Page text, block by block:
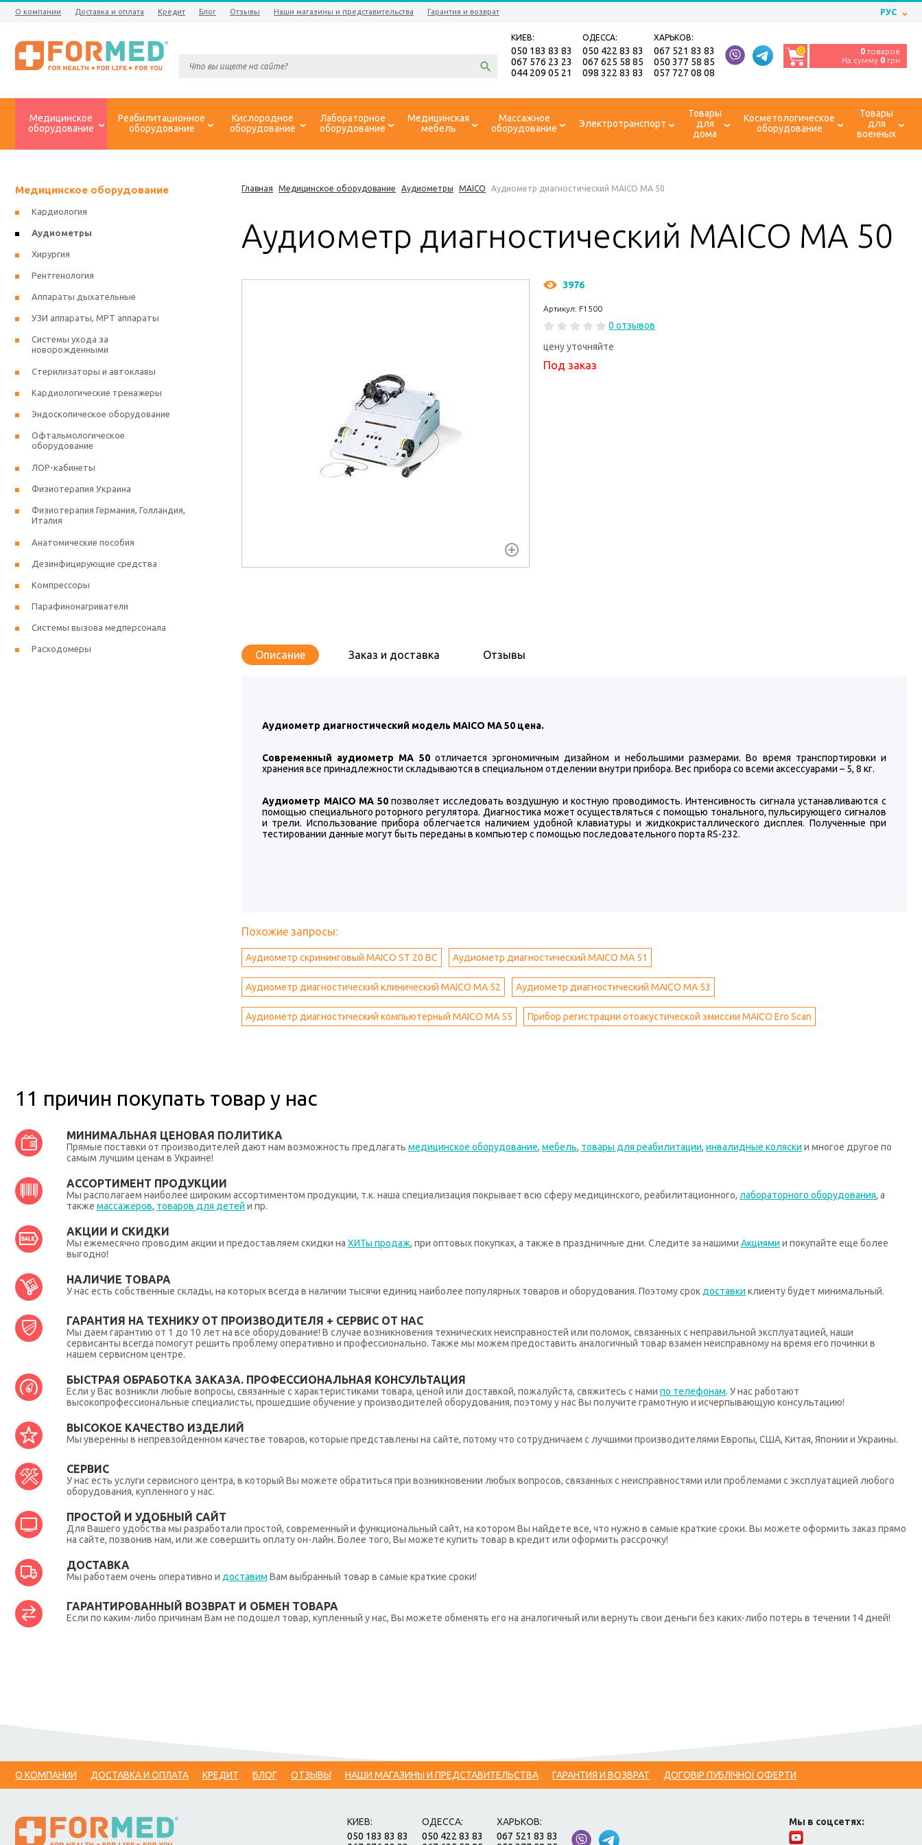
О компании Доставка и оплата Кредит Блог Отзывы Наши магазины и представительства Гарантия и возврат РУС
КИЕВ:
050 183 83 83
067 576 23 23
044 209 05 21
ОДЕССА:
050 422 83 83
067 625 58 85
098 322 83 83
ХАРЬКОВ:
067 521 83 83
050 377 58 85
057 727 08 08
0 0 товаров
На сумму 0 грн
Медицинское
оборудование
Реабилитационное
оборудование
Кислородное
оборудование
Лабораторное
оборудование
Медицинская
мебель
Массажное
оборудование
Электротранспорт
Товары
для
дома
Косметологическое
оборудование
Товары
для
военных
Главная Медицинское оборудование Аудиометры MAICO Аудиометр диагностический MAICO МА 50
Аудиометр диагностический MAICO МА 50
3976
Артикул: F1500
0 отзывов
цену уточняйте
Под заказ
Описание Заказ и доставка Отзывы
Аудиометр диагностический модель MAICO МА 50 цена.
Современный аудиометр МА 50отличается эргономичным дизайном и небольшими размерами. Во время транспортировки и
хранения все принадлежности складываются в специальном отделении внутри прибора. Вес прибора со всеми аксессуарами – 5, 8 кг.
Аудиометр MAICO МА 50позволяет исследовать воздушную и костную проводимость. Интенсивность сигнала устанавливаются с
помощью специального роторного регулятора. Диагностика может осуществляться с помощью тонального, пульсирующего сигналов
и трели. Использование прибора облегчается наличием удобной клавиатуры и жидкокристаллического дисплея. Полученные при
тестировании данные могут быть переданы в компьютер с помощью последовательного порта RS-232.
Похожие запросы:
Аудиометр скрининговый MAICO ST 20 BC Аудиометр диагностический MAICO МА 51
Аудиометр диагностический клинический MAICO МА 52 Аудиометр диагностический MAICO МА 53
Аудиометр диагностический компьютерный MAICO МА 55 Прибор регистрации отоакустической эмиссии MAICO Ero Scan
Медицинское оборудование
Кардиология
Аудиометры
Хирургия
Рентгенология
Аппараты дыхательные
УЗИ аппараты, МРТ аппараты
Системы ухода за
новорожденными
Стерилизаторы и автоклавы
Кардиологические тренажеры
Эндоскопическое оборудование
Офтальмологическое
оборудование
ЛОР-кабинеты
Физиотерапия Украина
Физиотерапия Германия, Голландия,
Италия
Анатомические пособия
Дезинфицирующие средства
Компрессоры
Парафинонагриватели
Системы вызова медперсонала
Расходомеры
11 причин покупать товар у нас
МИНИМАЛЬНАЯ ЦЕНОВАЯ ПОЛИТИКА
Прямые поставки от производителей дают нам возможность предлагать медицинское оборудование, мебель, товары для реабилитации, инвалидные коляски и многое другое по
самым лучшим ценам в Украине!
АССОРТИМЕНТ ПРОДУКЦИИ
Мы располагаем наиболее широким ассортиментом продукции, т.к. наша специализация покрывает всю сферу медицинского, реабилитационного, лабораторного оборудования, а
также массажеров, товаров для детей и пр.
АКЦИИ И СКИДКИ
Мы ежемесячно проводим акции и предоставляем скидки на ХИТы продаж, при оптовых покупках, а также в праздничные дни. Следите за нашими Акциями и покупайте еще более
выгодно!
НАЛИЧИЕ ТОВАРА
У нас есть собственные склады, на которых всегда в наличии тысячи единиц наиболее популярных товаров и оборудования. Поэтому срок доставки клиенту будет минимальный.
ГАРАНТИЯ НА ТЕХНИКУ ОТ ПРОИЗВОДИТЕЛЯ + СЕРВИС ОТ НАС
Мы даем гарантию от 1 до 10 лет на все оборудование! В случае возникновения технических неисправностей или поломок, связанных с неправильной эксплуатацией, наши
сервисанты всегда помогут решить проблему оперативно и профессионально. Также мы можем предоставить аналогичный товар взамен неисправному на время его починки в
нашем сервисном центре.
БЫСТРАЯ ОБРАБОТКА ЗАКАЗА. ПРОФЕССИОНАЛЬНАЯ КОНСУЛЬТАЦИЯ
Если у Вас возникли любые вопросы, связанные с характеристиками товара, ценой или доставкой, пожалуйста, свяжитесь с нами по телефонам. У нас работают
высокопрофессиональные специалисты, прошедшие обучение у производителей оборудования, поэтому у нас Вы получите грамотную и исчерпывающую консультацию!
ВЫСОКОЕ КАЧЕСТВО ИЗДЕЛИЙ
Мы уверенны в непревзойденном качестве товаров, которые представлены на сайте, потому что сотрудничаем с лучшими производителями Европы, США, Китая, Японии и Украины.
СЕРВИС
У нас есть услуги сервисного центра, в который Вы можете обратиться при возникновении любых вопросов, связанных с неисправностями или проблемами с эксплуатацией любого
оборудования, купленного у нас.
ПРОСТОЙ И УДОБНЫЙ САЙТ
Для Вашего удобства мы разработали простой, современный и функциональный сайт, на котором Вы найдете все, что нужно в самые краткие сроки. Вы можете оформить заказ прямо
на сайте, позвонив нам, или же совершить оплату он-лайн. Более того, Вы можете купить товар в кредит или оформить рассрочку!
ДОСТАВКА
Мы работаем очень оперативно и доставим Вам выбранный товар в самые краткие сроки!
ГАРАНТИРОВАННЫЙ ВОЗВРАТ И ОБМЕН ТОВАРА
Если по каким-либо причинам Вам не подошел товар, купленный у нас, Вы можете обменять его на аналогичный или вернуть свои деньги без каких-либо потерь в течении 14 дней!
О КОМПАНИИ ДОСТАВКА И ОПЛАТА КРЕДИТ БЛОГ ОТЗЫВЫ НАШИ МАГАЗИНЫ И ПРЕДСТАВИТЕЛЬСТВА ГАРАНТИЯ И ВОЗВРАТ ДОГОВІР ПУБЛІЧНОЇ ОФЕРТИ
КИЕВ:
050 183 83 83
ОДЕССА:
050 422 83 83
ХАРЬКОВ:
067 521 83 83
Мы в соцсетях: